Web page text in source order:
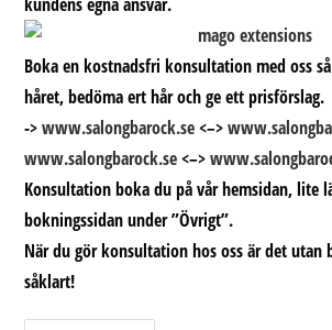
Boka en kostnadsfri konsultation med oss
håret, bedöma ert hår och ge ett prisförslag.
->www.salongbarock.se<–>
www.salongbarock.se<–>
Konsultation boka du på vår hemsidan, lite
bokningssidan under ”Övrigt”.
När du gör konsultation hos oss är det utan
såklart!